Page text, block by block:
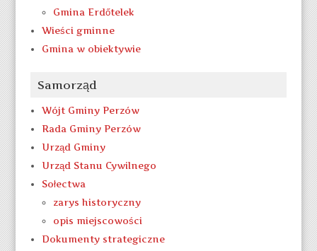
Gmina Erdőtelek
Wieści gminne
Gmina w obiektywie
Samorząd
Wójt Gminy Perzów
Rada Gminy Perzów
Urząd Gminy
Urząd Stanu Cywilnego
Sołectwa
zarys historyczny
opis miejscowości
Dokumenty strategiczne